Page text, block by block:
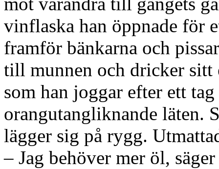
vinflaska han öppnade för
framför bänkarna och
till munnen och dricker sitt
som han joggar efter ett
orangutangliknande läten.
lägger sig på rygg.
– Jag behöver mer öl,